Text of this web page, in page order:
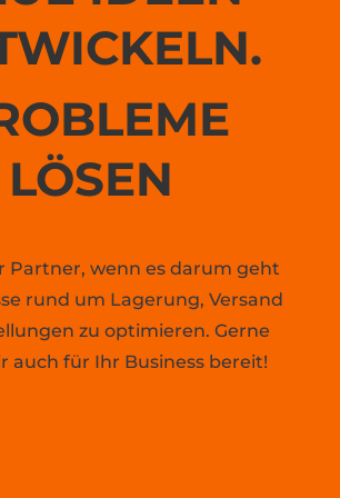
LÖSEN
Partner, wenn es darum geht
rund um Lagerung, Versand
zu optimieren. Gerne
auch für Ihr Business bereit!